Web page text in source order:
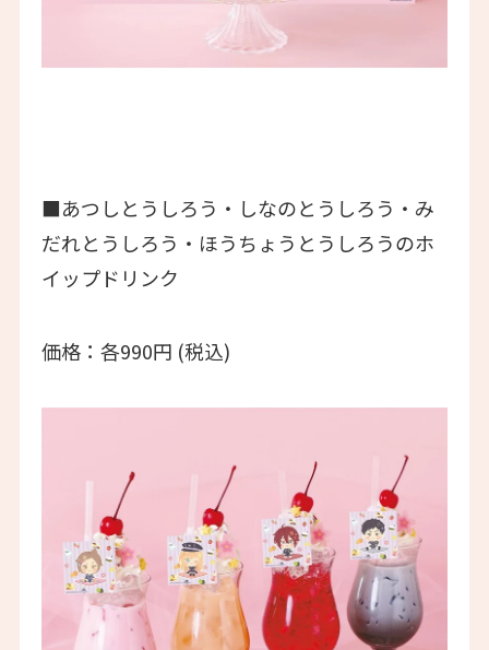
■あつしとうしろう・しなのとうしろう・み
だれとうしろう・ほうちょうとうしろうのホ
イップドリンク
価格：各990円 (税込)